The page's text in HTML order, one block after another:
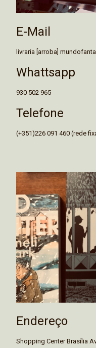
E-Mail
livraria [arroba]
Whattsapp
930 502 965
Telefone
(+351)226 091 460 (rede
Endereço
Shopping Center Brasília